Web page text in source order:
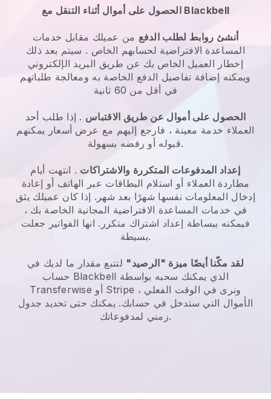
الحصول على أموال أثناء التنقل مع Blackbell
أنشئ روابط لطلب الدفع من عميلك مقابل خدمات
المساعدة الافتراضية لحسابهم الخاص . سيتم بعد ذلك
إخطار العميل الخاص بك عن طريق البريد الإلكتروني
ويمكنه إضافة تفاصيل الدفع الخاصة به ومعالجة طلباتهم
في أقل من 60 ثانية
الحصول على أموال عن طريق الاقتباس . إذا طلب أحد
العملاء خدمة معينة ، فارجع إليهم مع عرض أسعار يمكنهم
قبوله أو رفضه بسهولة.
إعداد المدفوعات المتكررة والاشتراكات . انتهت أيام
مطاردة العملاء أو استلام البطاقات عبر الهاتف أو إعادة
إدخال المعلومات نفسها شهرًا بعد شهر. إذا كان عميلك يثق
في خدمات المساعدة الافتراضية المجانية الخاصة بك ،
فيمكنه ببساطة إعداد اشتراك متكرر. انها الفواتير جعلت
بسيطة.
لقد مكّنا أيضًا ميزة "الرصيد" لتتبع مقدار ما لديك في
Blackbell
Transferwise أو Stripe ، ونرى في الوقت الفعلي
الأموال التي ستدخل في حسابك. يمكنك حتى تحديد جدول
زمني لمدفوعاتك.